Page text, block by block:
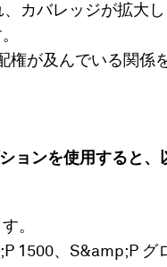
カバレッジが拡大
権が及んでいる関係
ョンを使用すると、
。
1500、S&amp;P グ